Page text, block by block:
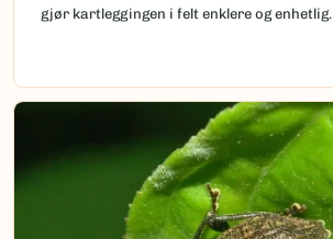
gjør kartleggingen i felt enklere og enhetlig.